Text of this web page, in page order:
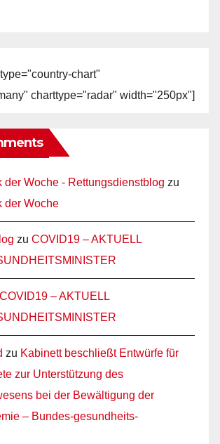
chart"
charttype="radar" width="250px"]
der Woche - Rettungsdienstblog zu
der Woche
zu COVID19 – AKTUELL
COVID19 – AKTUELL
zu Kabinett beschließt Entwürfe für
zur Unterstützung des
bei der Bewältigung der
– Bundes-gesundheits-